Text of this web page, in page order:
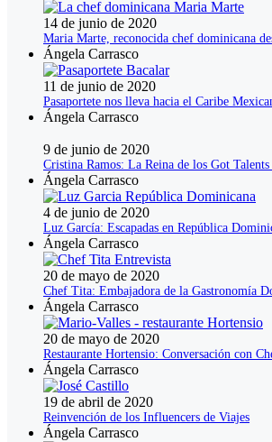
14 de junio de 2020
Maria Marte, reconocida chef dominicana
Ángela Carrasco
11 de junio de 2020
Pasaportete nos lleva hacia el Caribe
Ángela Carrasco
9 de junio de 2020
Cristina Ramos: La Reina de los Got
Ángela Carrasco
4 de junio de 2020
Luz García: Escapadas en República
Ángela Carrasco
20 de mayo de 2020
Chef Tita: Embajadora de la Gastronomía
Ángela Carrasco
20 de mayo de 2020
Restaurante Hortensio: Conversación con
Ángela Carrasco
19 de abril de 2020
Reinvención de los Influencers de Viajes
Ángela Carrasco